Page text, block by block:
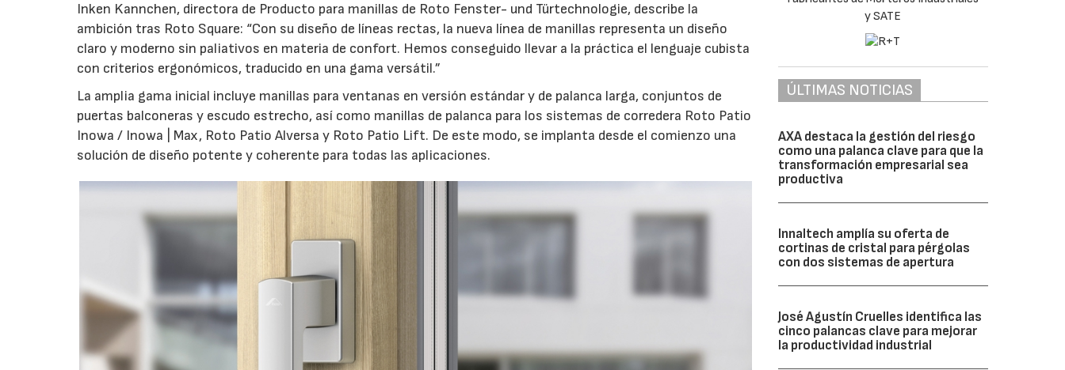
Inken Kannchen, directora de Producto para manillas de Roto Fenster- und Türtechnologie, describe la
ambición tras Roto Square: “Con su diseño de líneas rectas, la nueva línea de manillas representa un diseño
claro y moderno sin paliativos en materia de confort. Hemos conseguido llevar a la práctica el lenguaje cubista
con criterios ergonómicos, traducido en una gama versátil.”
La amplia gama inicial incluye manillas para ventanas en versión estándar y de palanca larga, conjuntos de
puertas balconeras y escudo estrecho, así como manillas de palanca para los sistemas de corredera Roto Patio
Inowa / Inowa | Max, Roto Patio Alversa y Roto Patio Lift. De este modo, se implanta desde el comienzo una
solución de diseño potente y coherente para todas las aplicaciones.
ÚLTIMAS NOTICIAS
AXA destaca la gestión del riesgo
como una palanca clave para que la
transformación empresarial sea
productiva
Innaltech amplía su oferta de
cortinas de cristal para pérgolas
con dos sistemas de apertura
José Agustín Cruelles identifica las
cinco palancas clave para mejorar
la productividad industrial